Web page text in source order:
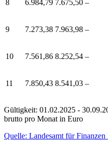
8 6.984,79 7.675,50 –
9 7.273,38 7.963,98 –
10 7.561,86 8.252,54 –
11 7.850,43 8.541,03 –
Gültigkeit: 01.02.2025 -
brutto pro Monat in Euro
Quelle: Landesamt für Finanzen